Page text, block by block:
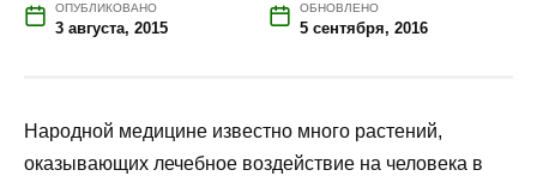
ОПУБЛИКОВАНО
3 августа, 2015
ОБНОВЛЕНО
5 сентября, 2016
Народной медицине известно много растений,
оказывающих лечебное воздействие на человека в